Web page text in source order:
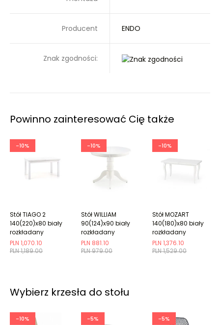
Producent ENDO
Znak zgodności:
Powinno zainteresować Cię także
-10%
PLN 1,189.00
PLN 1,070.10
Stół TIAGO 2
140(220)x80 biały
rozkładany
-10%
PLN 979.00
PLN 881.10
Stół WILLIAM
90(124)x90 biały
rozkładany
-10%
PLN 1,529.00
PLN 1,376.10
Stół MOZART
140(180)x80 biały
rozkładany
Wybierz krzesła do stołu
-10% -5% -5%